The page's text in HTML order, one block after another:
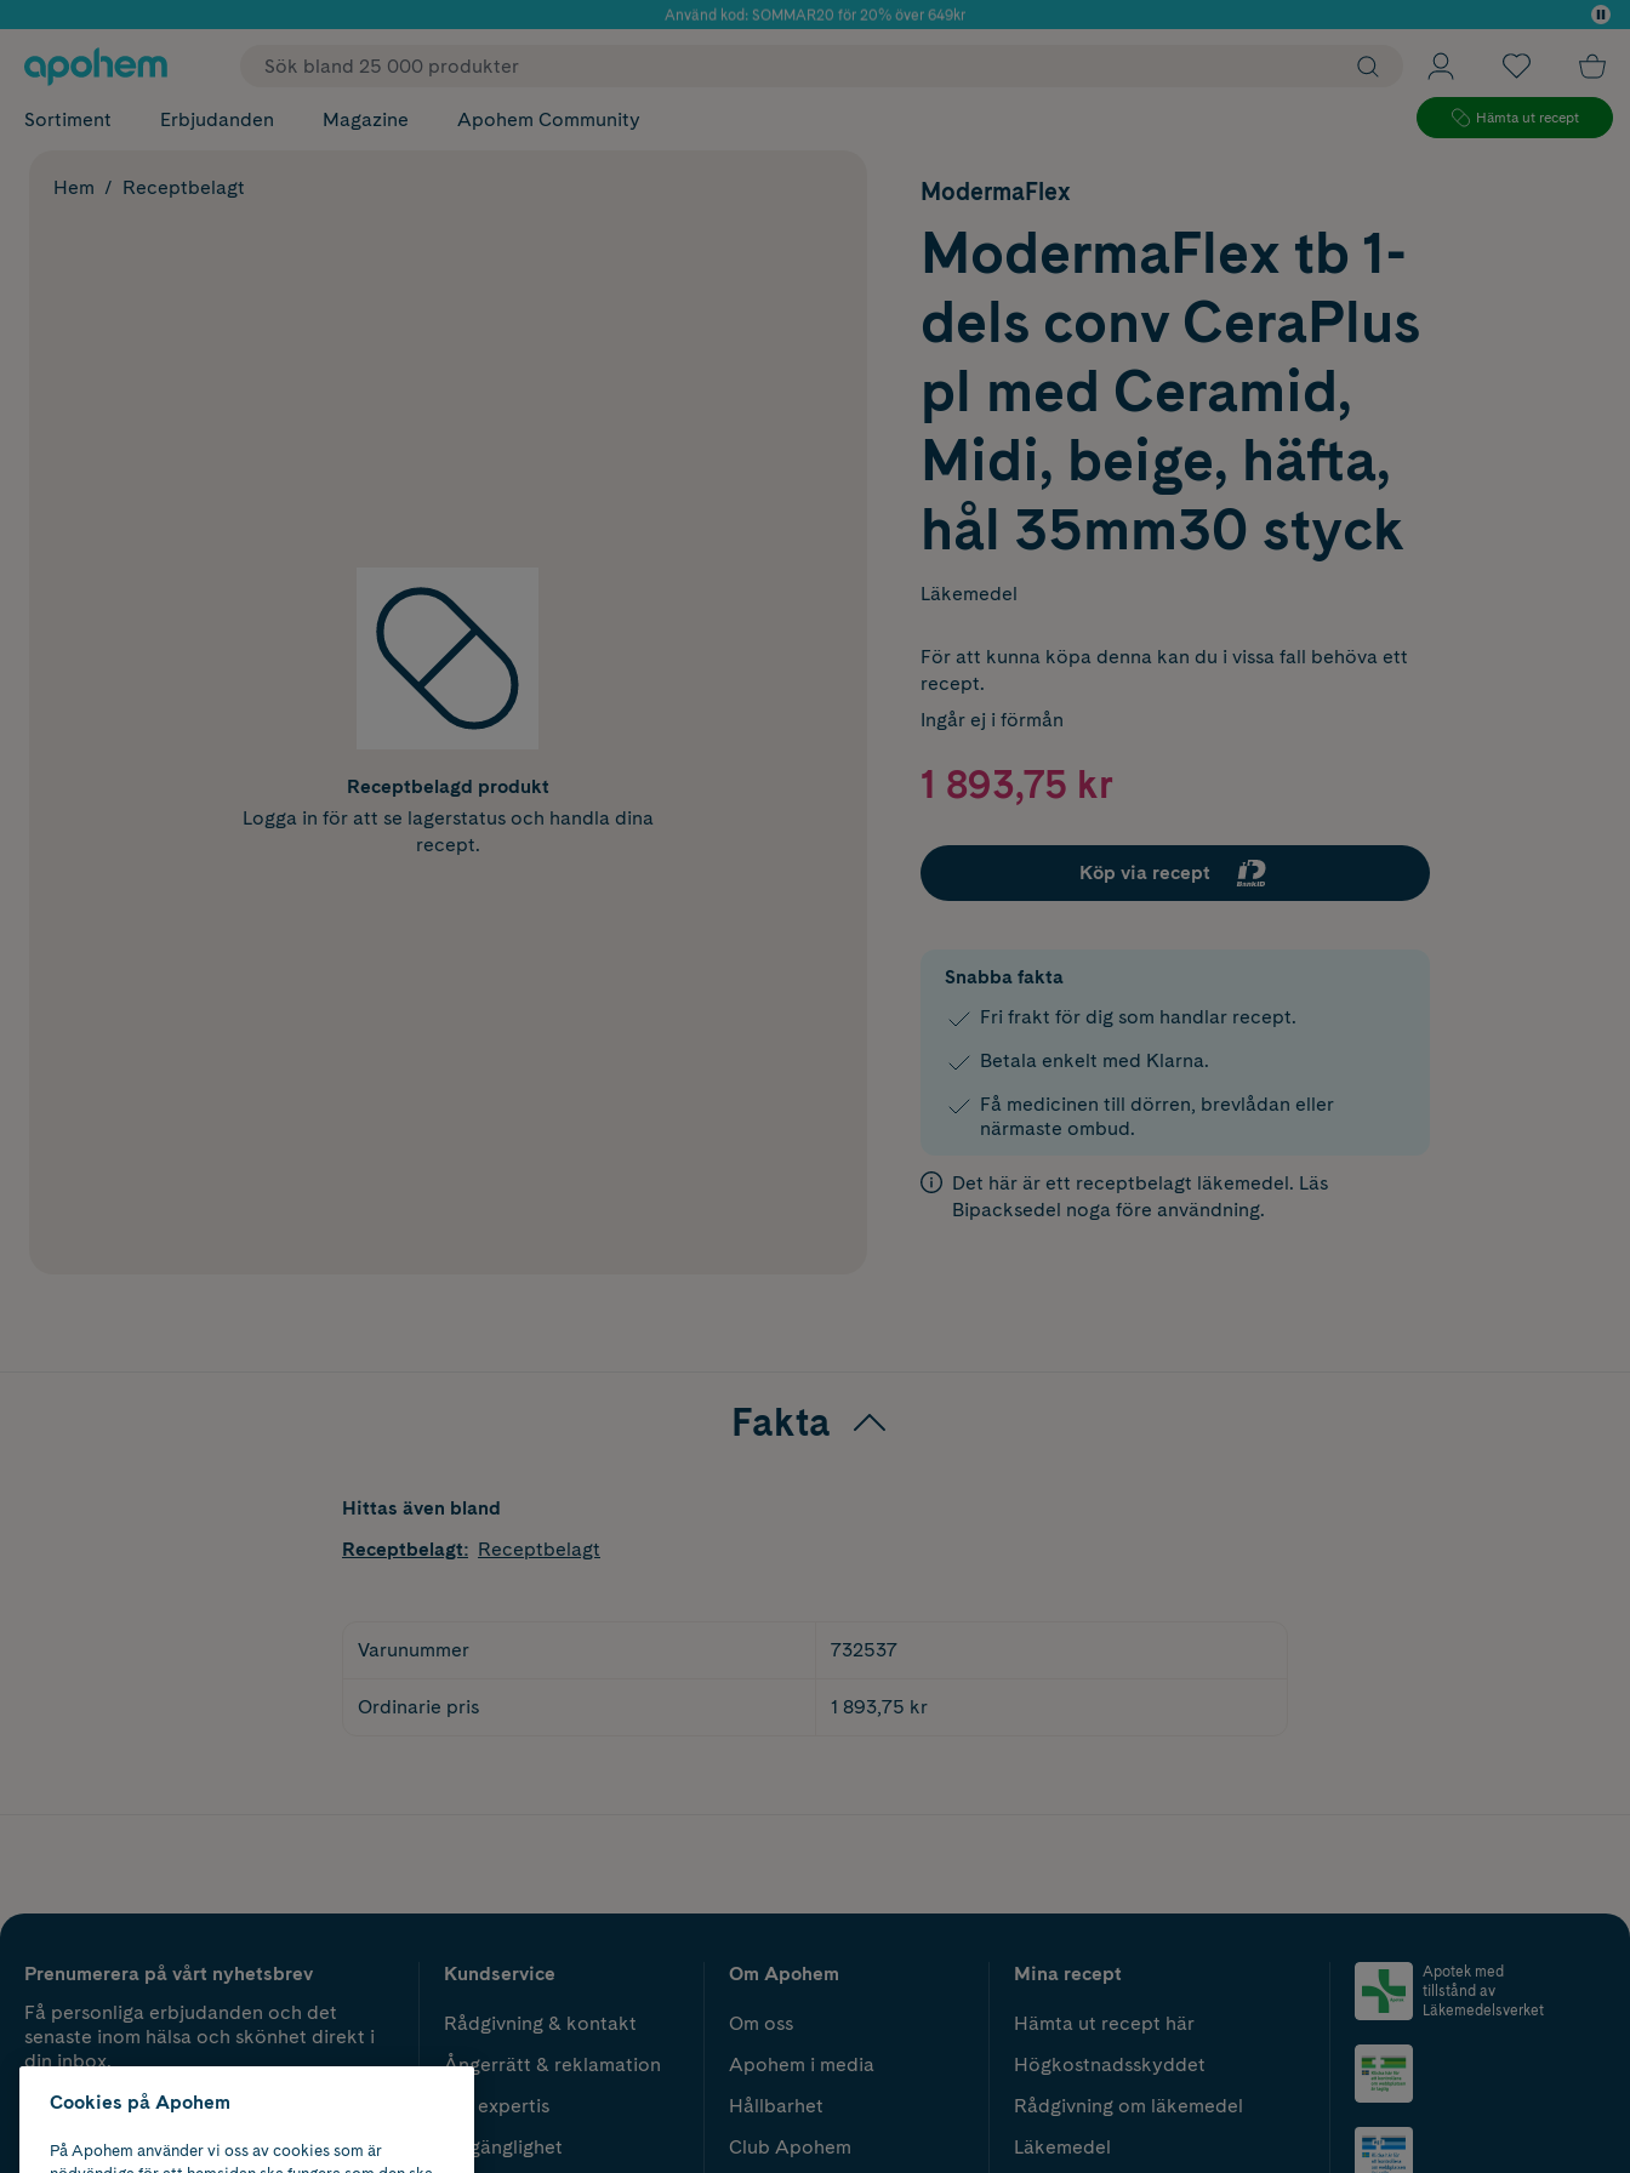
Använd kod: SOMMAR20 för 20% över 649kr
✓ Fri frakt
Sortiment Erbjudanden Magazine Apohem Community Hämta ut recept
Hem Receptbelagt
Receptbelagd produkt
Logga in för att se lagerstatus och handla dina
recept.
ModermaFlex
ModermaFlex tb 1-
dels conv CeraPlus
pl med Ceramid,
Midi, beige, häfta,
hål 35mm30 styck
Läkemedel
För att kunna köpa denna kan du i vissa fall behöva ett
recept.
Ingår ej i förmån
1 893,75 kr
Köp via recept
Snabba fakta
Fri frakt för dig som handlar recept.
Betala enkelt med Klarna.
Få medicinen till dörren, brevlådan eller
närmaste ombud.
Det här är ett receptbelagt läkemedel. Läs
Bipacksedel noga före användning.
Fakta
Hittas även bland
Receptbelagt: Receptbelagt
Varunummer 732537
Ordinarie pris 1 893,75 kr
Prenumerera på vårt nyhetsbrev
Få personliga erbjudanden och det
senaste inom hälsa och skönhet direkt i
din inbox.
Kundservice
Rådgivning & kontakt
Ångerrätt & reklamation
Vår expertis
Tillgänglighet
Om Apohem
Om oss
Apohem i media
Hållbarhet
Club Apohem
Mina recept
Hämta ut recept här
Högkostnadsskyddet
Rådgivning om läkemedel
Läkemedel
Apotek med
tillstånd av
Läkemedelsverket
Cookies på Apohem
På Apohem använder vi oss av cookies som är